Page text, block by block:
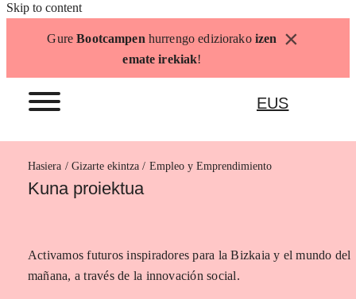
Skip to content
GureBootcampen hurrengo ediziorako izen
emate irekiak!
×
EUS
Hasiera Empleo y Emprendimiento
Kuna proiektua
Activamos futuros inspiradores para la Bizkaia y el mundo del
mañana, a través de la innovación social.